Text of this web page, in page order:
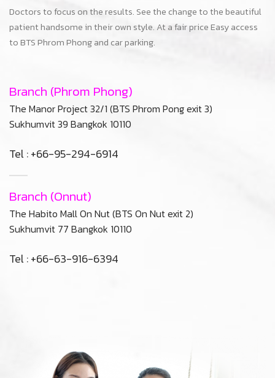
Branch (Onnut)
The Habito Mall On Nut (BTS On Nut exit 2)
Sukhumvit 77 Bangkok 10110